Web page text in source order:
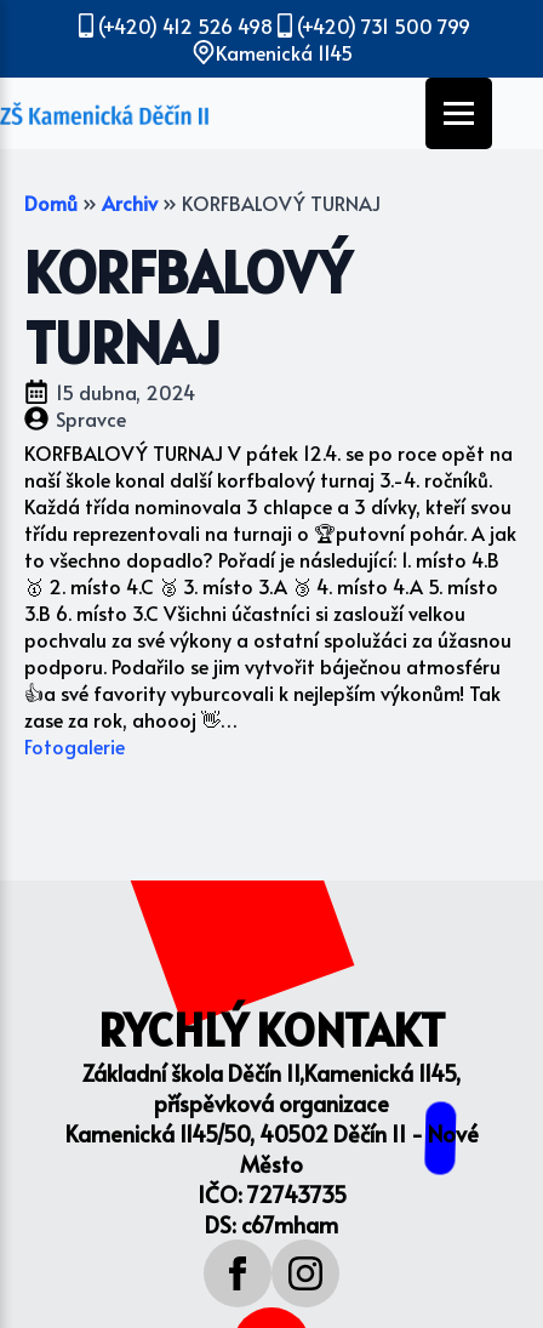
(+420) 412 526 498
(+420) 731 500 799
Kamenická 1145
Domů » Archiv » KORFBALOVÝ TURNAJ
KORFBALOVÝ
TURNAJ
15 dubna, 2024
Spravce
KORFBALOVÝ TURNAJ V pátek 12.4. se po roce opět na
naší škole konal další korfbalový turnaj 3.-4. ročníků.
Každá třída nominovala 3 chlapce a 3 dívky, kteří svou
třídu reprezentovali na turnaji o 🏆putovní pohár. A jak
to všechno dopadlo? Pořadí je následující: 1. místo 4.B
🥇 2. místo 4.C 🥈 3. místo 3.A 🥉 4. místo 4.A 5. místo
3.B 6. místo 3.C Všichni účastníci si zaslouží velkou
pochvalu za své výkony a ostatní spolužáci za úžasnou
podporu. Podařilo se jim vytvořit báječnou atmosféru
👍a své favority vyburcovali k nejlepším výkonům! Tak
zase za rok, ahoooj 👋…
Fotogalerie
RYCHLÝ KONTAKT
Základní škola Děčín II,Kamenická 1145,
příspěvková organizace
Kamenická 1145/50, 40502 Děčín II - Nové
Město
IČO: 72743735
DS: c67mham